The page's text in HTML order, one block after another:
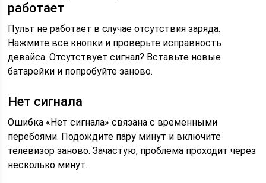
работает
Пульт не работает в случае отсутствия заряда.
Нажмите все кнопки и проверьте исправность
девайса. Отсутствует сигнал? Вставьте новые
батарейки и попробуйте заново.
Нет сигнала
Ошибка «Нет сигнала» связана с временными
перебоями. Подождите пару минут и включите
телевизор заново. Зачастую, проблема проходит через
несколько минут.